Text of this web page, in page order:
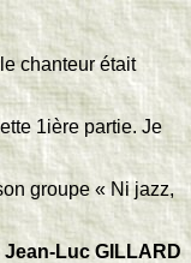
chanteur était
1ière partie. Je
groupe « Ni jazz,
Jean-Luc GILLARD